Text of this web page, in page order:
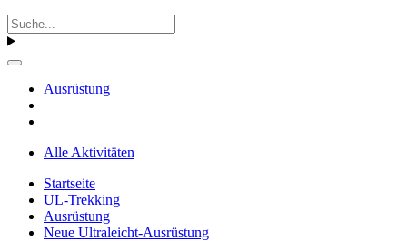
Ausrüstung
Alle Aktivitäten
Startseite
UL-Trekking
Ausrüstung
Neue Ultraleicht-Ausrüstung